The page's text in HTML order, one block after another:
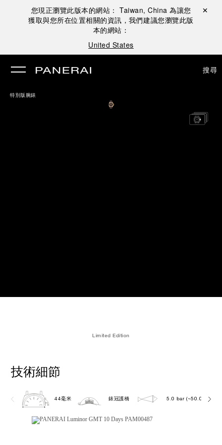
您現正瀏覽此版本的網站： Taiwan, China 為讓您
獲取與您所在位置相關的資訊，我們建議您瀏覽此版
本的網站：
United States
關閉 ✕
搜尋
特別版腕錶
Limited Edition
技術細節
44毫米 錶冠護橋 5.0 bar (~50.0 metres)